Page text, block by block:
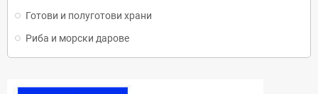
Готови и полуготови храни
Риба и морски дарове